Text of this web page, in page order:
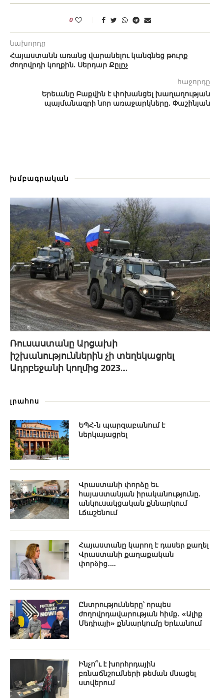
0
նախորդը
Հայաստանն առանց վարանելու կանգնեց թուրք
ժողովրդի կողքին. Սերդար Քըլըչ
հաջորդը
Երեւանը Բաքվին է փոխանցել խաղաղության
պայմանագրի նոր առաջարկները. Փաշինյան
խմբագրական
Ռուսաստանը Արցախի
իշխանություններին չի տեղեկացրել
Ադրբեջանի կողմից 2023...
լրահոս
ԵՊՀ-ն պարզաբանում է
ներկայացրել
Վրաստանի փորձը եւ
հայաստանյան իրականությունը.
անկուսակցական քննարկում
Լճաշենում
Հայաստանը կարող է դասեր քաղել
Վրաստանի քաղաքական
փորձից․...
Ընտրությունները՝ որպես
ժողովրդավարության հիմք․ «Ալիք
Մեդիայի» քննարկումը Երևանում
Ինչո՞ւ է խորհրդային
բռնաճնշումների թեման մնացել
ստվերում